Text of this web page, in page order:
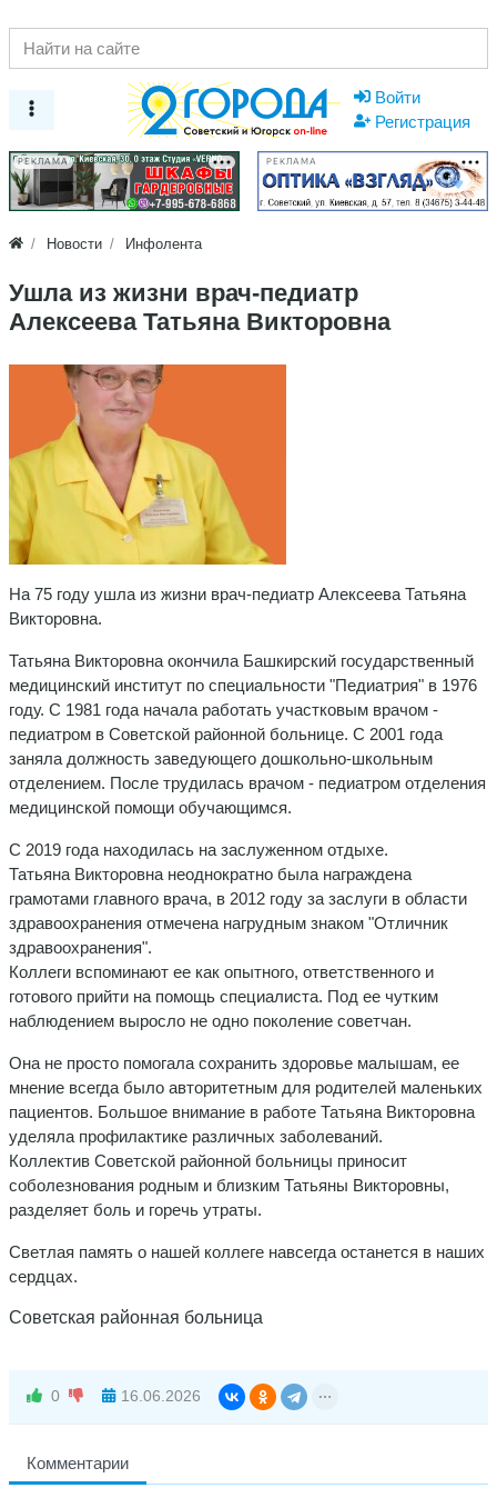
Войти
Регистрация
РЕКЛАМА РЕКЛАМА
Новости Инфолента
Ушла из жизни врач-педиатр
Алексеева Татьяна Викторовна
На 75 году ушла из жизни врач-педиатр Алексеева Татьяна
Викторовна.
Татьяна Викторовна окончила Башкирский государственный
медицинский институт по специальности "Педиатрия" в 1976
году. С 1981 года начала работать участковым врачом -
педиатром в Советской районной больнице. С 2001 года
заняла должность заведующего дошкольно-школьным
отделением. После трудилась врачом - педиатром отделения
медицинской помощи обучающимся.
С 2019 года находилась на заслуженном отдыхе.
Татьяна Викторовна неоднократно была награждена
грамотами главного врача, в 2012 году за заслуги в области
здравоохранения отмечена нагрудным знаком "Отличник
здравоохранения".
Коллеги вспоминают ее как опытного, ответственного и
готового прийти на помощь специалиста. Под ее чутким
наблюдением выросло не одно поколение советчан.
Она не просто помогала сохранить здоровье малышам, ее
мнение всегда было авторитетным для родителей маленьких
пациентов. Большое внимание в работе Татьяна Викторовна
уделяла профилактике различных заболеваний.
Коллектив Советской районной больницы приносит
соболезнования родным и близким Татьяны Викторовны,
разделяет боль и горечь утраты.
Светлая память о нашей коллеге навсегда останется в наших
сердцах.
Советская районная больница
0 16.06.2026
Комментарии